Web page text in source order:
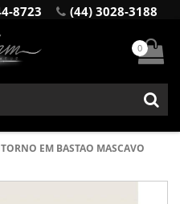
8723 (44) 3028-3188
0
EM BASTAO MASCAVO